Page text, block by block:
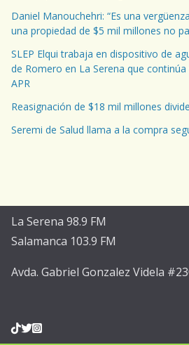
Daniel Manouchehri: “Es una
una propiedad de $5 mil millones no
SLEP Elqui trabaja en dispositivo de
de Romero en La Serena que
APR
Reasignación de $18 mil millones
Seremi de Salud llama a la compra
La Serena 98.9 FM
Salamanca 103.9 FM
Avda. Gabriel Gonzalez Videla